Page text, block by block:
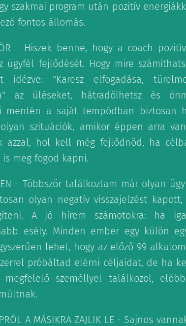
szakmai program után pozitív
fontos állomás.
- Hiszek benne, hogy a coach
fejlődését. Hogy mire
idézve: "Karesz elfogadása,
az üléseket, hátradőlhetsz és
mentén a saját tempódban biztosan
szituációk, amikor éppen arra
azzal, hol kell még fejlődnöd, ha
meg fogod kapni.
- Többször találkoztam már olyan
olyan negatív visszajelzést
A jó hírem számotokra: ha
esély. Minden ember egy külön
lehet, hogy az előző 99
próbáltad elérni céljaidat, de ha
személlyel találkozol,
A MÁSIKRA ZAJLIK LE - Sajnos